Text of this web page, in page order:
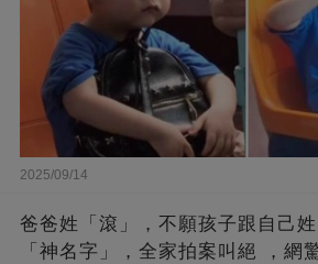
2025/09/14
爸爸姓「滾」，不願孩子跟自己
「神名字」，全家拍案叫絕 ，網